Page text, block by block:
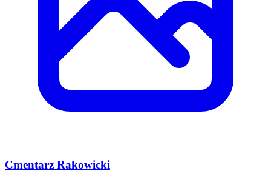
Cmentarz Rakowicki